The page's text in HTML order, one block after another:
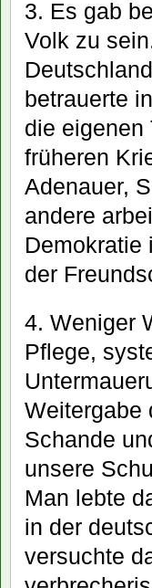
3. Es gab
Volk zu
betrauerte
die eigenen
früheren
Adenauer,
andere
Demokratie
der
4. Weniger
Pflege,
Weitergabe
Schande
unsere
Man lebte
in der
versuchte